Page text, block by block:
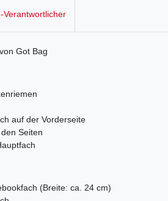
Verantwortlicher
Got Bag
auf der Vorderseite
Seiten
(Breite: ca. 24 cm)